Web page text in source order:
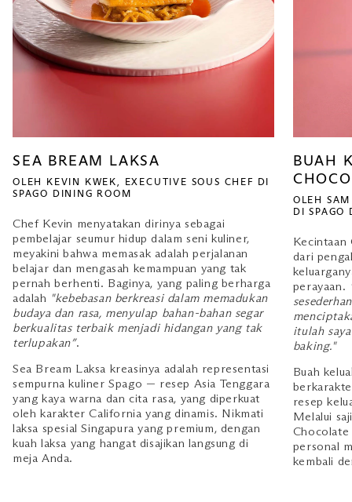
SEA BREAM LAKSA
OLEH KEVIN KWEK, EXECUTIVE SOUS CHEF DI
SPAGO DINING ROOM
Chef Kevin menyatakan dirinya sebagai
pembelajar seumur hidup dalam seni kuliner,
meyakini bahwa memasak adalah perjalanan
belajar dan mengasah kemampuan yang tak
pernah berhenti. Baginya, yang paling berharga
adalah "kebebasan berkreasi dalam memadukan
budaya dan rasa, menyulap bahan-bahan segar
berkualitas terbaik menjadi hidangan yang tak
terlupakan”.
Sea Bream Laksa kreasinya adalah representasi
sempurna kuliner Spago — resep Asia Tenggara
yang kaya warna dan cita rasa, yang diperkuat
oleh karakter California yang dinamis. Nikmati
laksa spesial Singapura yang premium, dengan
kuah laksa yang hangat disajikan langsung di
meja Anda.
BUAH
OLEH
DI SPAGO
Kecintaan
dari
perayaan.
itulah
baking."
Buah
resep
Melalui
Chocolate
personal
kembali